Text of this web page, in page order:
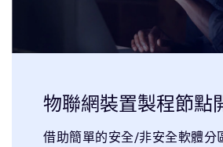
物聯網裝置製程節點
借助簡單的安全/非安全軟體分